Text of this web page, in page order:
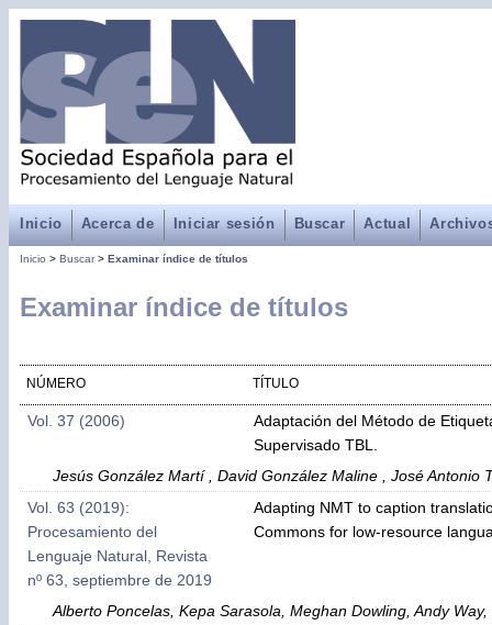
Inicio Acerca de Iniciar sesión Buscar Actual
Inicio > Buscar> Examinar índice de títulos
Examinar índice de títulos
NÚMERO TÍTULO
Vol. 37 (2006)
Adaptación del Método de
Supervisado TBL.
Jesús González Martí , David González Maline , José Antonio
Vol. 63 (2019):
Procesamiento del
Lenguaje Natural, Revista
nº 63, septiembre de 2019
Adapting NMT to caption
Commons for low-resource
Alberto Poncelas, Kepa Sarasola, Meghan Dowling, Andy